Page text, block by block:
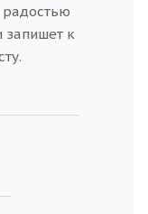
радостью
запишет к